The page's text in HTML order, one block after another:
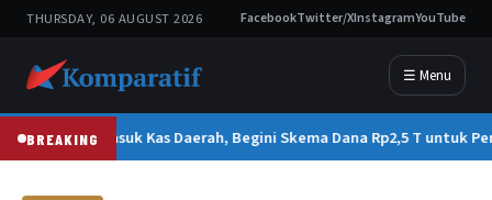
THURSDAY, 06 AUGUST 2026 FacebookTwitter/XInstagramYouTube
☰ Menu
BREAKINGTak Masuk Kas Daerah, Begini Skema Dana Rp2,5 T untuk